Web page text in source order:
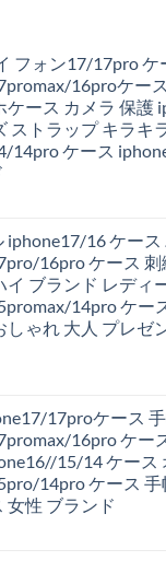
フォン17/17pro ケ
16proケー
ケース カメラ 保護
ストラップ キラキ
14pro ケース
iphone17/16 ケース
16pro ケース 刺
イ ブランド レディ
14pro ケー
しゃれ 大人 プレゼ
17proケース
16pro ケー
15/14 ケース
14pro ケース 手
女性 ブランド